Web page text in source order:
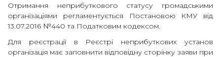
Отримання неприбуткового статусу громадськими
організаціями регламентується Постановою КМУ від
13.07.2016 №440 та Податковим кодексом.
Для реєстрації в Реєстрі неприбуткових установ
організація має заповнити відповідну сторінку заяви при